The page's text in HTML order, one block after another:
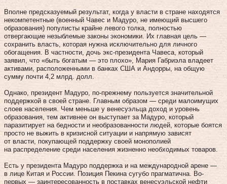
Вполне предсказуемый результат, когда у власти в стране находятся
некомпетентные (военный Чавес и Мадуро, не имеющий высшего
образования) популисты крайне левого толка, полностью
отвергающие незыблемые законы экономики. Их главная цель —
сохранить власть, которая нужна исключительно для личного
обогащения. В частности, дочь экс-президента Чавеса, который
заявил, что «быть богатым — это плохо», Мария Габриэла владеет
активами, расположенными в банках США и Андорры, на общую
сумму почти 4,2 млрд. долл.
Однако, президент Мадуро, по-прежнему пользуется значительной
поддержкой в своей стране. Главным образом — среди малоимущих
слоев населения. Чем меньше у венесуэльца доход и уровень
образования, тем активнее он выступает за Мадуро, который
паразитирует на бедности и необразованности людей, которые боятся
просто не выжить в кризисной ситуации и напрямую зависят
от власти, покупающей поддержку своей монополией
на распределение среди населения жизненно необходимых товаров.
Есть у президента Мадуро поддержка и на международной арене —
в лице Китая и России. Позиция Пекина сугубо прагматична. Во-
первых — заинтересованность в поставках венесуэльской нефти